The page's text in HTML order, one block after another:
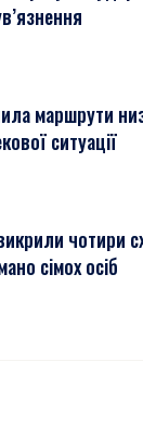
маршрути
ситуації
чотири
сімох осіб